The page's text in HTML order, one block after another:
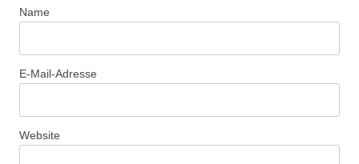
Name
E-Mail-Adresse
Website